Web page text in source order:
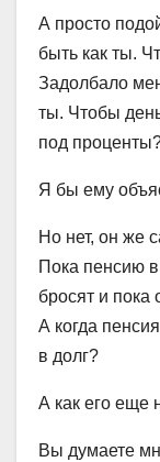
А просто
быть как ты.
Задолбало
ты. Чтобы
под
Я бы ему
Но нет, он же
Пока пенсию
бросят и пока
А когда
в долг?
А как его еще
Вы думаете